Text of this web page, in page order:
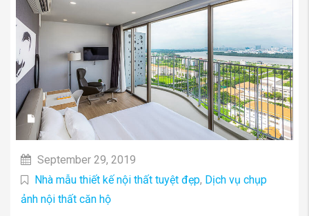
September 29, 2019
Nhà mẫu thiết kế nội thất tuyệt đẹp, Dịch vụ chụp
ảnh nội thất căn hộ